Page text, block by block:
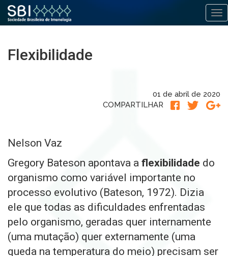
para
o
Flexibilidade
01 de abril de 2020
COMPARTILHAR
Nelson Vaz
Gregory Bateson apontava a flexibilidade do
organismo como variável importante no
processo evolutivo (Bateson, 1972). Dizia
ele que todas as dificuldades enfrentadas
pelo organismo, geradas quer internamente
(uma mutação) quer externamente (uma
queda na temperatura do meio) precisam ser